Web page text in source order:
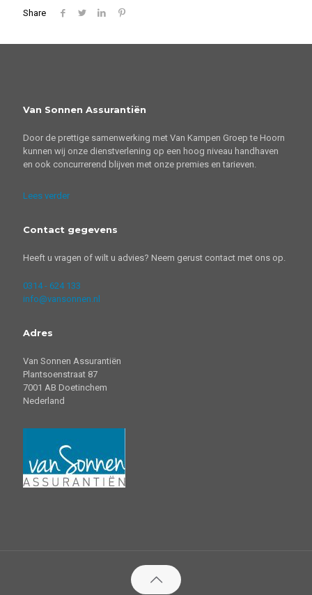
Share
Van Sonnen Assurantiën
Door de prettige samenwerking met Van Kampen Groep te Hoorn
kunnen wij onze dienstverlening op een hoog niveau handhaven
en ook concurrerend blijven met onze premies en tarieven.
Lees verder
Contact gegevens
Heeft u vragen of wilt u advies? Neem gerust contact met ons op.
0314 - 624 133
info@vansonnen.nl
Adres
Van Sonnen Assurantiën
Plantsoenstraat 87
7001 AB Doetinchem
Nederland